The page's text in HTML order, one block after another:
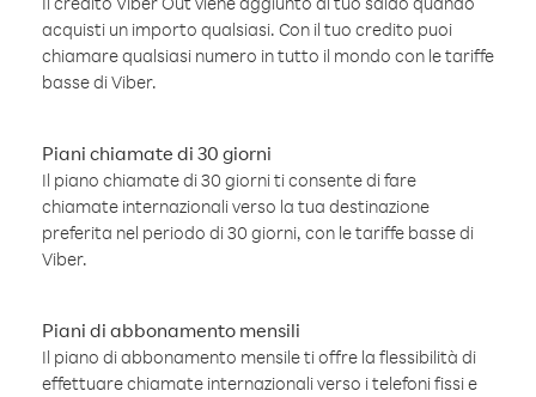
acquisti un importo qualsiasi. Con il tuo credito puoi
chiamare qualsiasi numero in tutto il mondo con le tariffe
basse di Viber.
Piani chiamate di 30 giorni
Il piano chiamate di 30 giorni ti consente di fare
chiamate internazionali verso la tua destinazione
preferita nel periodo di 30 giorni, con le tariffe basse di
Viber.
Piani di abbonamento mensili
Il piano di abbonamento mensile ti offre la flessibilità di
effettuare chiamate internazionali verso i telefoni fissi e